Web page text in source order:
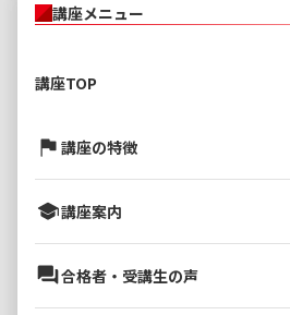
講座メニュー
講座TOP
講座の特徴
講座案内
合格者・受講生の声